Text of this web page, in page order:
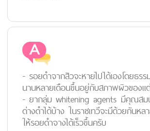
- รอยดำจากสิวจะหายไปได้เองโดยธร
นานหลายเดือนขึ้นอยู่กับสภาพผิวของแ
- ยากลุ่ม whitening agents มีคุณส
ด่างดำได้บ้าง ในราชเทวีจะมีด้วยกันห
ให้รอยดำจางได้เร็วขึ้นครับ